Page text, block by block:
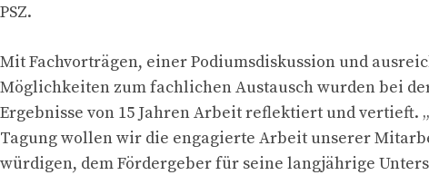
PSZ.
Mit Fachvorträgen, einer Podiumsdiskussion und
Möglichkeiten zum fachlichen Austausch wurden bei
Ergebnisse von 15 Jahren Arbeit reflektiert und vertieft.
Tagung wollen wir die engagierte Arbeit unserer
würdigen, dem Fördergeber für seine langjährige